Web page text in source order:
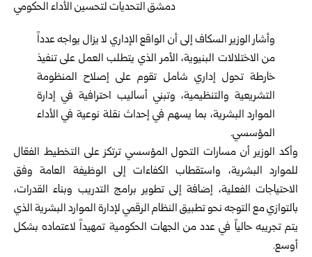
وأشار الوزيرالسكافإلى أن الواقع الإداري لا يزال يواجه عدداً
من الاختلالات البنيوية، الأمر الذي يتطلب العمل على تنفيذ
خارطة تحول إداري شامل تقوم على إصلاح المنظومة
التشريعية والتنظيمية، وتبني أساليب احترافية في إدارة
الموارد البشرية، بما يسهم في إحداث نقلة نوعية في الأداء
المؤسسي.
وأكد الوزير أن مسارات التحول المؤسسي ترتكز على التخطيط الفعّال
للموارد البشرية، واستقطاب الكفاءات إلى الوظيفة العامة وفق
الاحتياجات الفعلية، إضافة إلى تطوير برامج التدريب وبناء القدرات،
بالتوازي مع التوجه نحو تطبيق النظام الرقمي لإدارة الموارد البشرية الذي
يتم تجريبه حالياً في عدد من الجهات الحكومية تمهيداً لاعتماده بشكل
أوسع.